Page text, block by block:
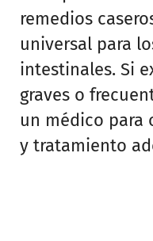
remedios
universal para
intestinales. Si
graves o
un médico para
y tratamiento